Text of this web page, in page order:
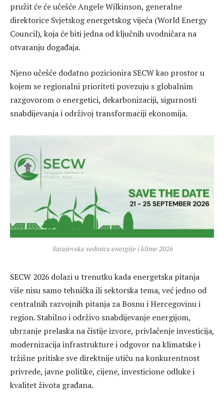
pružit će će učešće Angele Wilkinson, generalne
direktorice Svjetskog energetskog vijeća (World Energy
Council), koja će biti jedna od ključnih uvodničara na
otvaranju događaja.
Njeno učešće dodatno pozicionira SECW kao prostor u
kojem se regionalni prioriteti povezuju s globalnim
razgovorom o energetici, dekarbonizaciji, sigurnosti
snabdijevanja i održivoj transformaciji ekonomija.
Sarajevska sedmica energije i klime 2026
SECW 2026 dolazi u trenutku kada energetska pitanja
više nisu samo tehnička ili sektorska tema, već jedno od
centralnih razvojnih pitanja za Bosnu i Hercegovinu i
region. Stabilno i održivo snabdijevanje energijom,
ubrzanje prelaska na čistije izvore, privlačenje investicija,
modernizacija infrastrukture i odgovor na klimatske i
tržišne pritiske sve direktnije utiču na konkurentnost
privrede, javne politike, cijene, investicione odluke i
kvalitet života građana.